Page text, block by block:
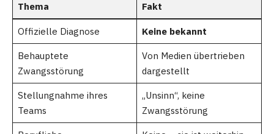
Thema Fakt
Offizielle Diagnose Keine bekannt
Behauptete
Zwangsstörung
Von Medien übertrieben
dargestellt
Stellungnahme ihres
Teams
„Unsinn“, keine
Zwangsstörung